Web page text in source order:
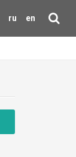
ru en